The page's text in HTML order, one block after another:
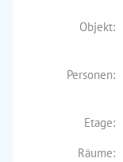
Objekt:
Personen:
Etage:
Räume: